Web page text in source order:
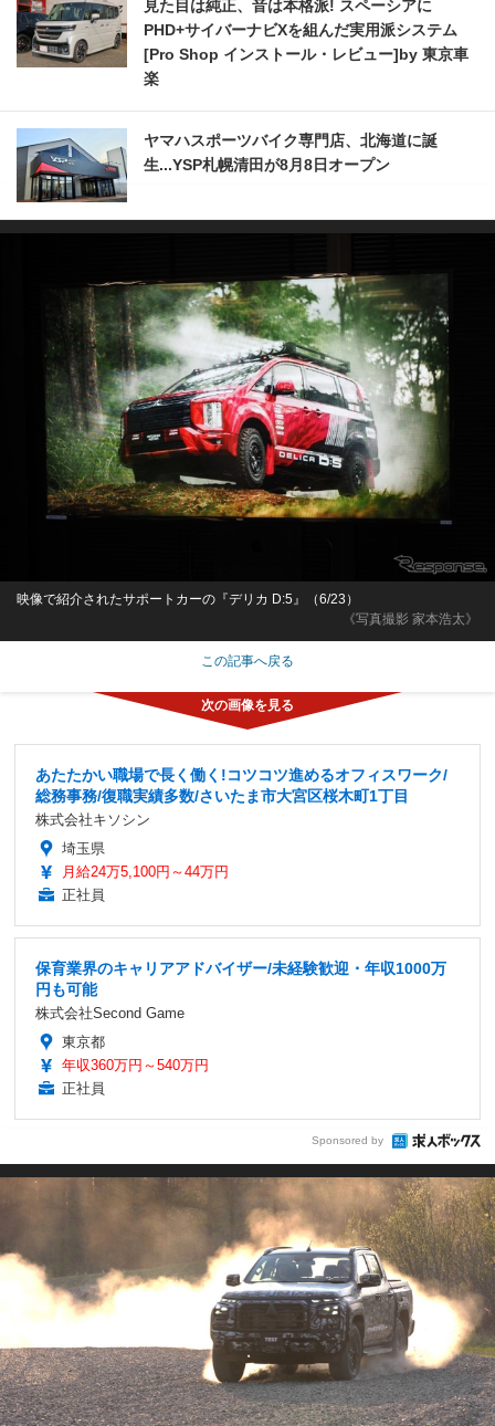
見た目は純正、音は本格派! スペーシアに
PHD+サイバーナビXを組んだ実用派システム
[Pro Shop インストール・レビュー]by 東京車
楽
ヤマハスポーツバイク専門店、北海道に誕
生...YSP札幌清田が8月8日オープン
《写真撮影 家本浩太》
映像で紹介されたサポートカーの『デリカ D:5』（6/23）
この記事へ戻る
あたたかい職場で長く働く!コツコツ進めるオフィスワーク/
総務事務/復職実績多数/さいたま市大宮区桜木町1丁目
株式会社キソシン
埼玉県
月給24万5,100円～44万円
正社員
保育業界のキャリアアドバイザー/未経験歓迎・年収1000万
円も可能
株式会社Second Game
東京都
年収360万円～540万円
正社員
Sponsored by